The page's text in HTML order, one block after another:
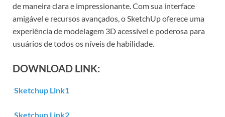
de maneira clara e impressionante. Com sua interface
amigável e recursos avançados, o SketchUp oferece uma
experiência de modelagem 3D acessível e poderosa para
usuários de todos os níveis de habilidade.
DOWNLOAD LINK:
Sketchup Link1
Sketchup Link2